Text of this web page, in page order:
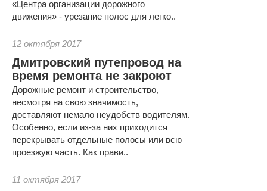
«Центра организации дорожного
движения» - урезание полос для легко..
12 октября 2017
Дмитровский путепровод на
время ремонта не закроют
Дорожные ремонт и строительство,
несмотря на свою значимость,
доставляют немало неудобств водителям.
Особенно, если из-за них приходится
перекрывать отдельные полосы или всю
проезжую часть. Как прави..
11 октября 2017